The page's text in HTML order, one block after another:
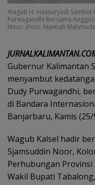
Wagub H. Hasnuryadi Sambut
Purwagandhi Bersama
Noor. (Foto: Naimah
Gubernur Kalimantan
menyambut
Dudy Purwagandhi,
di Bandara
Banjarbaru, Kamis
Wagub Kalsel hadir
Sjamsuddin Noor,
Perhubungan Provinsi
Wakil Bupati